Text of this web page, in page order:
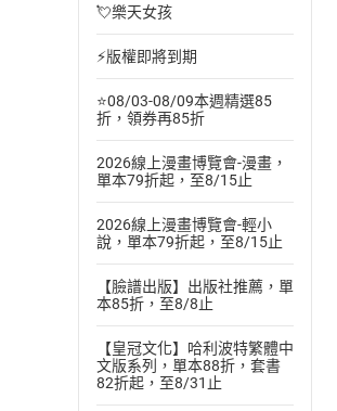
💘樂天女孩
⚡版權即將到期
⭐08/03-08/09本週精選85
折，領券再85折
2026線上漫畫博覽會-漫畫，
單本79折起，至8/15止
2026線上漫畫博覽會-輕小
說，單本79折起，至8/15止
【臉譜出版】出版社推薦，單
本85折，至8/8止
【皇冠文化】哈利波特繁體中
文版系列，單本88折，套書
82折起，至8/31止